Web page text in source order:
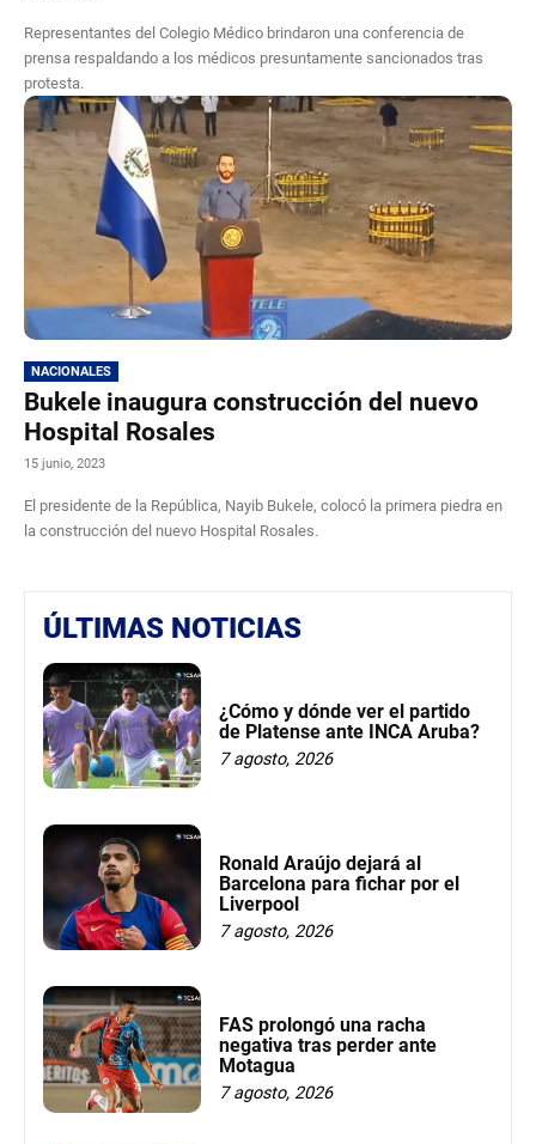
Representantes del Colegio Médico brindaron una conferencia de
prensa respaldando a los médicos presuntamente sancionados tras
protesta.
NACIONALES
Bukele inaugura construcción del nuevo
Hospital Rosales
15 junio, 2023
El presidente de la República, Nayib Bukele, colocó la primera piedra en
la construcción del nuevo Hospital Rosales.
ÚLTIMAS NOTICIAS
¿Cómo y dónde ver el partido
de Platense ante INCA Aruba?
7 agosto, 2026
Ronald Araújo dejará al
Barcelona para fichar por el
Liverpool
7 agosto, 2026
FAS prolongó una racha
negativa tras perder ante
Motagua
7 agosto, 2026